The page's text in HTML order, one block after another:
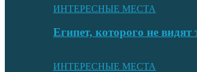
ИНТЕРЕСНЫЕ МЕСТА
Египет, которого не видят
ИНТЕРЕСНЫЕ МЕСТА